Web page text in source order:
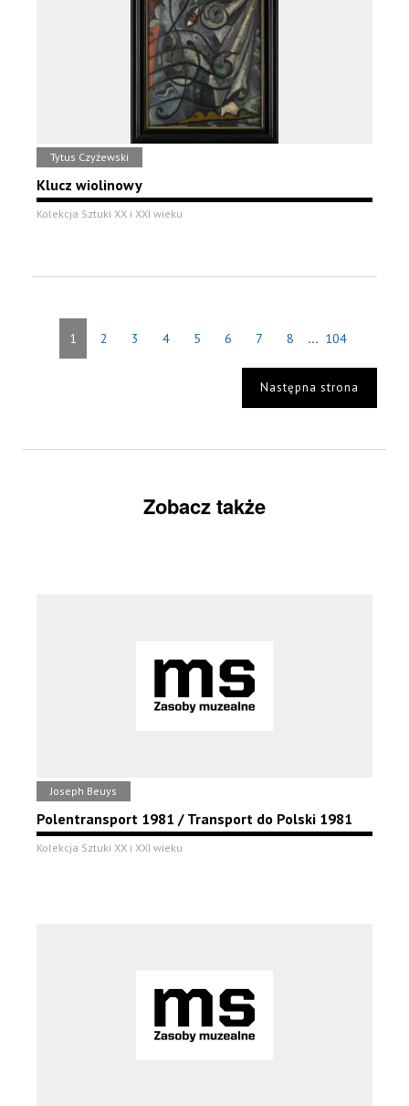
Tytus Czyżewski
Klucz wiolinowy
Kolekcja Sztuki XX i XXI wieku
1 2 3 4 5 6 7 8 ... 104
Następna strona
Zobacz także
Joseph Beuys
Polentransport 1981 / Transport do Polski 1981
Kolekcja Sztuki XX i XXI wieku